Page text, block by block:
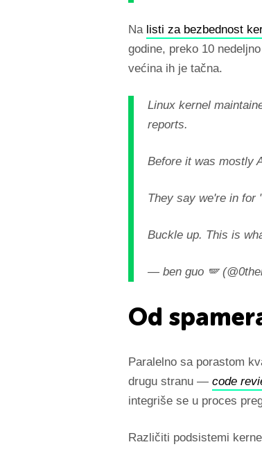
Na listi za bezbednost
godine, preko 10
većina ih je tačna.
Linux kernel
reports.
Before it was mostly
They say we're in for
Buckle up. This is
— ben guo 🪽
Od
Paralelno sa porastom
drugu stranu — code
integriše se u proces
Različiti podsistemi